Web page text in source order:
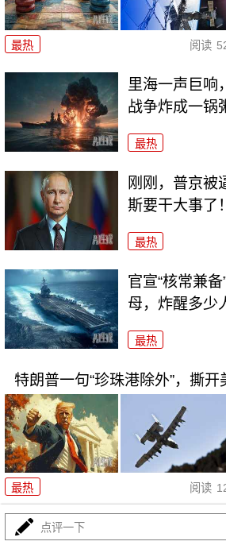
最热 阅读
里海一声巨响
战争炸成一锅
最热
刚刚，普京被
斯要干大事了！
最热
官宣“核常兼
母，炸醒多少
最热
特朗普一句“珍珠港除外”，撕
最热 阅读
灭人种？以色列这波操作，连
点评一下